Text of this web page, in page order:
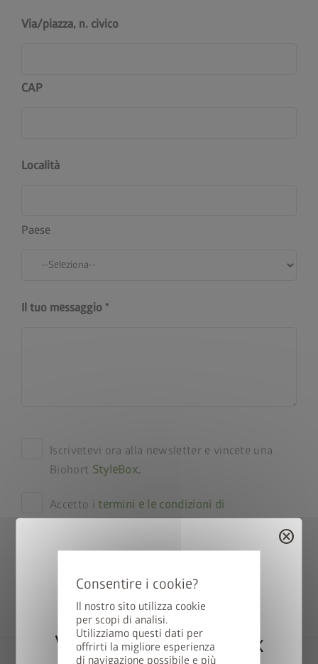
Il nostro sito utilizza cookie
per scopi di analisi.
Utilizziamo questi dati per
offrirti la migliore esperienza
di navigazione possibile e più
Via/piazza, n. civico
CAP
Località
Paese
Il tuo messaggio
Iscrivetevi ora alla newsletter e vincete una
Biohort StyleBox.
Accetto i termini e le condizioni di
cancel
Vincete una StyleBox